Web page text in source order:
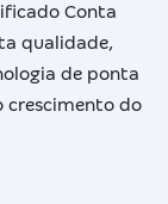
Conta
qualidade,
de ponta
crescimento do